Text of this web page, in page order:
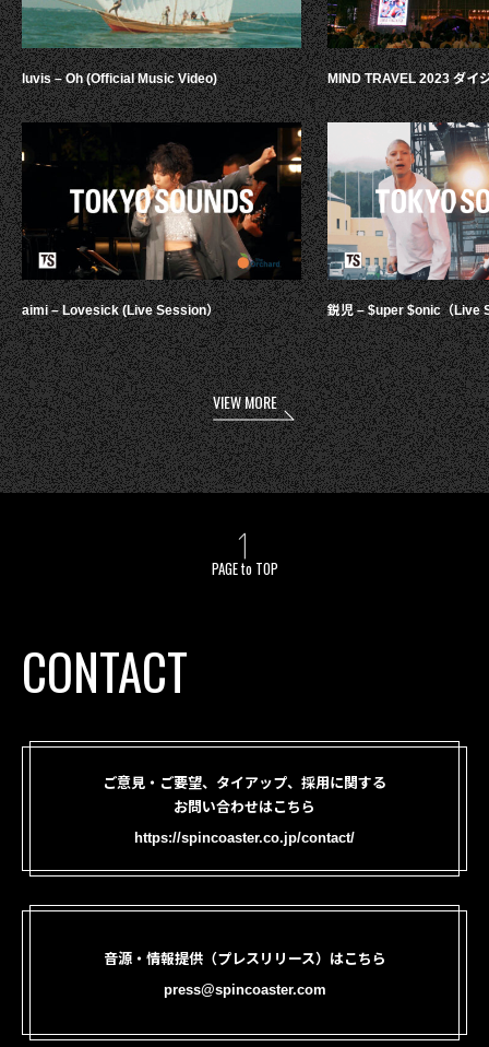
luvis – Oh (Official Music Video)
aimi – Lovesick (Live Session）
MIND TRAVEL 2023 ダイ
鋭児 – $uper $onic（Live
VIEW MORE
PAGE to TOP
CONTACT
ご意見・ご要望、タイアップ、採用に関する
お問い合わせはこちら
https://spincoaster.co.jp/contact/
音源・情報提供（プレスリリース）はこちら
press@spincoaster.com